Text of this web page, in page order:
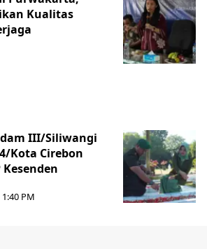
Kualitas
III/Siliwangi
Kota Cirebon
PM